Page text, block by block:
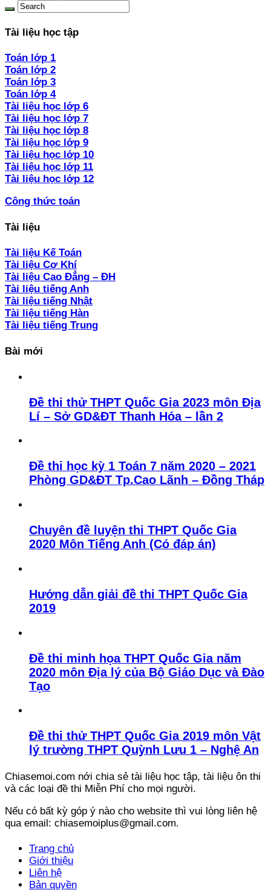
Tài liệu học tập
Toán lớp 1
Toán lớp 2
Toán lớp 3
Toán lớp 4
Tài liệu học lớp 6
Tài liệu học lớp 7
Tài liệu học lớp 8
Tài liệu học lớp 9
Tài liệu học lớp 10
Tài liệu học lớp 11
Tài liệu học lớp 12
Công thức toán
Tài liệu
Tài liệu Kế Toán
Tài liệu Cơ Khí
Tài liệu Cao Đẳng – ĐH
Tài liệu tiếng Anh
Tài liệu tiếng Nhật
Tài liệu tiếng Hàn
Tài liệu tiếng Trung
Bài mới
Đề thi thử THPT Quốc Gia 2023 môn Địa
Lí – Sở GD&ĐT Thanh Hóa – lần 2
Đề thi học kỳ 1 Toán 7 năm 2020 – 2021
Phòng GD&ĐT Tp.Cao Lãnh – Đồng Tháp
Chuyên đề luyện thi THPT Quốc Gia
2020 Môn Tiếng Anh (Có đáp án)
Hướng dẫn giải đề thi THPT Quốc Gia
2019
Đề thi minh họa THPT Quốc Gia năm
2020 môn Địa lý của Bộ Giáo Dục và Đào
Tạo
Đề thi thử THPT Quốc Gia 2019 môn Vật
lý trường THPT Quỳnh Lưu 1 – Nghệ An
Chiasemoi.com nới chia sẻ tài liệu học tập, tài liệu ôn thi
và các loại đề thi Miễn Phí cho mọi người.
Nếu có bất kỳ góp ý nào cho website thì vui lòng liên hệ
qua email: chiasemoiplus@gmail.com.
Trang chủ
Giới thiệu
Liên hệ
Bản quyền